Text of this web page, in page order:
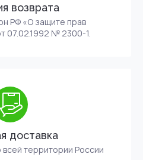
возврата
РФ «О защите прав
07.02.1992 № 2300-1.
доставка
всей территории России